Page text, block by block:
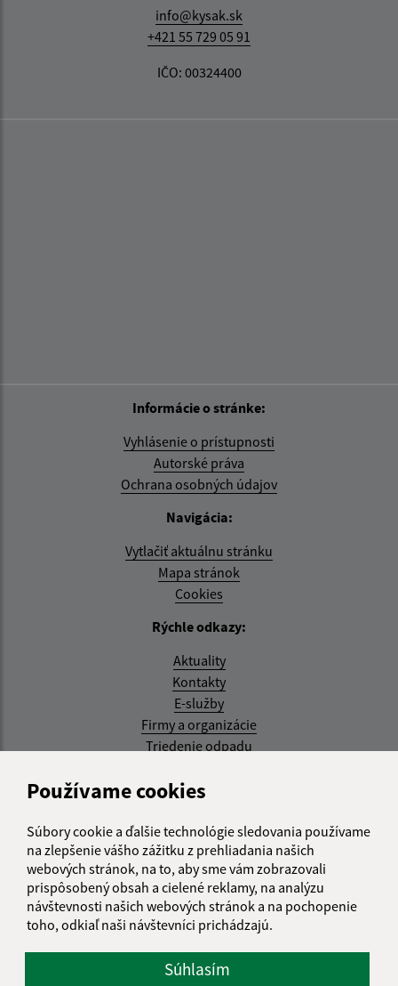
Používame cookies
Súbory cookie a ďalšie technológie sledovania používame
na zlepšenie vášho zážitku z prehliadania našich
webových stránok, na to, aby sme vám zobrazovali
prispôsobený obsah a cielené reklamy, na analýzu
návštevnosti našich webových stránok a na pochopenie
toho, odkiaľ naši návštevníci prichádzajú.
Súhlasím
info@kysak.sk
+421 55 729 05 91
IČO: 00324400
Informácie o stránke:
Vyhlásenie o prístupnosti
Autorské práva
Ochrana osobných údajov
Navigácia:
Vytlačiť aktuálnu stránku
Mapa stránok
Cookies
Rýchle odkazy:
Aktuality
Kontakty
E-služby
Firmy a organizácie
Triedenie odpadu
Aktualizované:
RSS
Správca obsahu:
Správca obsahu je Obec Kysak.
Vytvorené v súlade sJednotným dizajn manuálom
elektronických služieb.